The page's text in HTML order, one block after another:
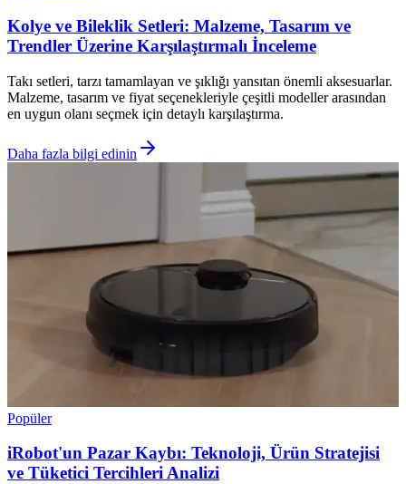
Kolye ve Bileklik Setleri: Malzeme, Tasarım ve
Trendler Üzerine Karşılaştırmalı İnceleme
Takı setleri, tarzı tamamlayan ve şıklığı yansıtan önemli aksesuarlar.
Malzeme, tasarım ve fiyat seçenekleriyle çeşitli modeller arasından
en uygun olanı seçmek için detaylı karşılaştırma.
Daha fazla bilgi edinin
Popüler
iRobot'un Pazar Kaybı: Teknoloji, Ürün Stratejisi
ve Tüketici Tercihleri Analizi